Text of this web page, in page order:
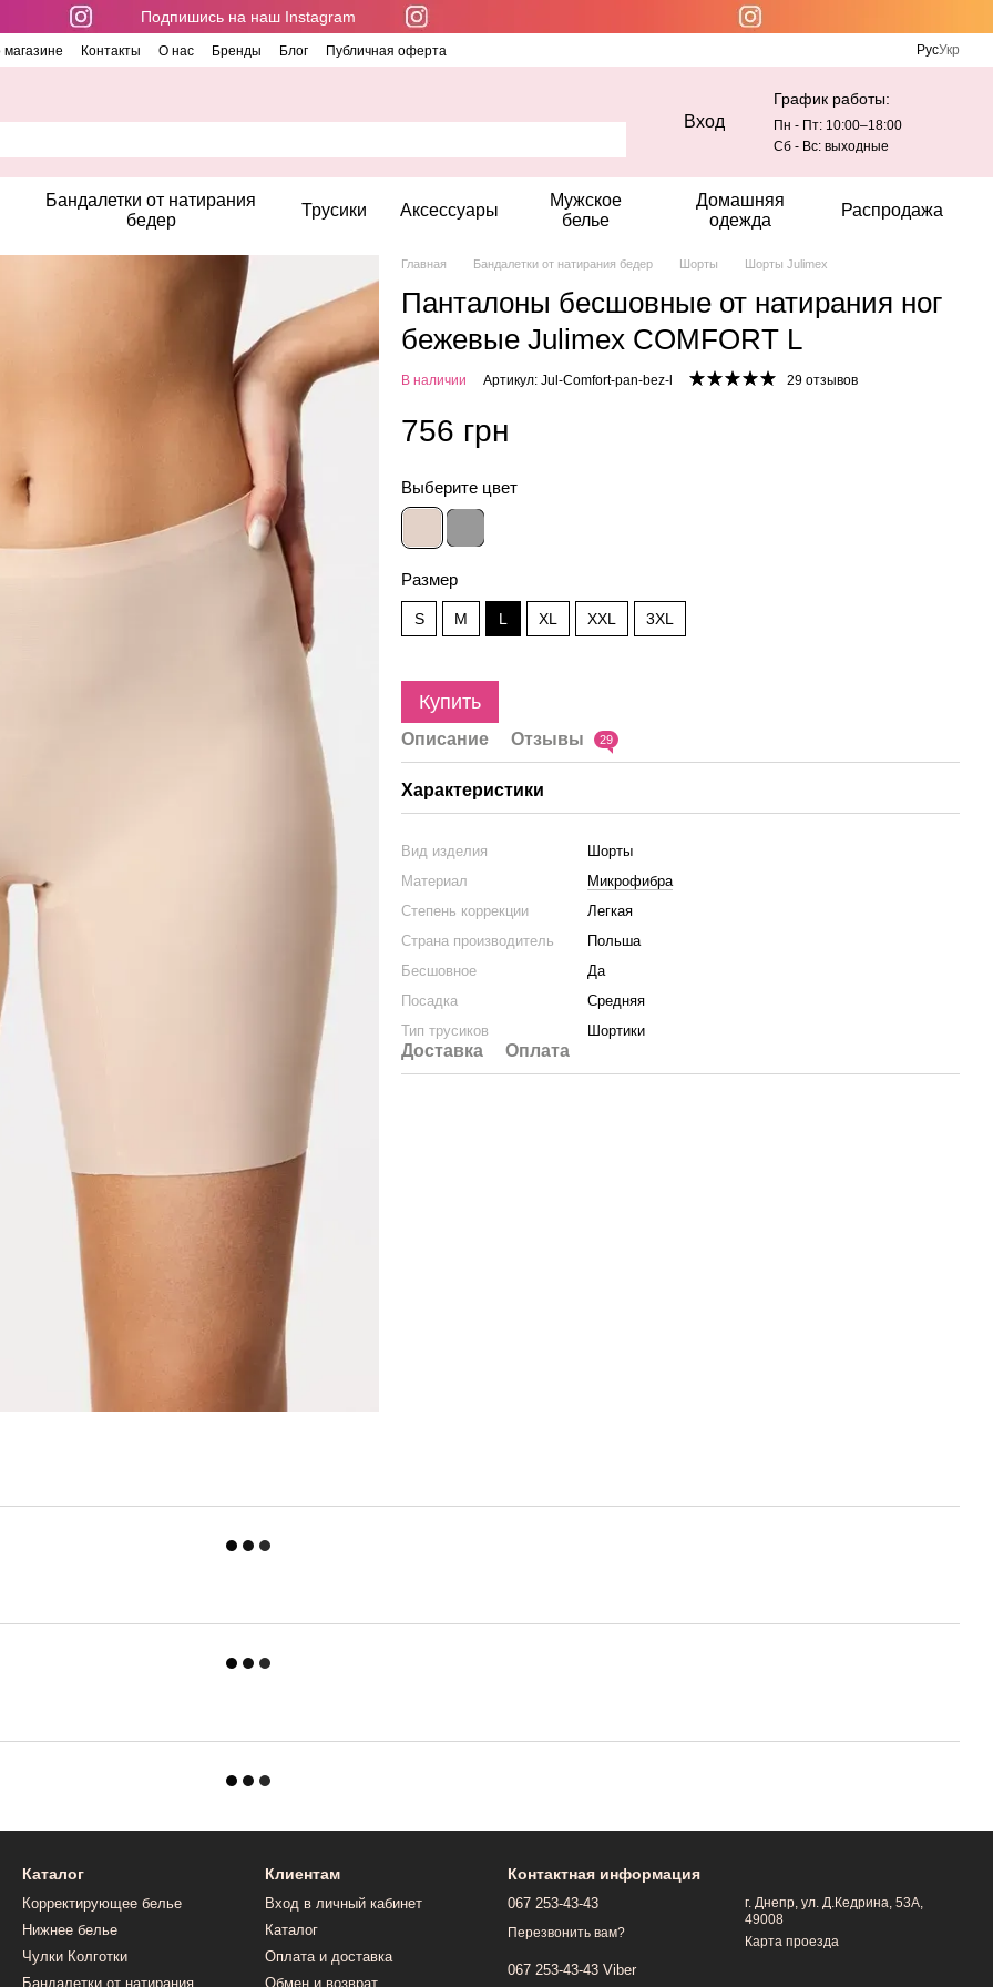
Подпишись на наш Instagram
Контакты О нас Бренды Блог Публичная оферта РусУкр
Вход
График работы:
Пн - Пт: 10:00–18:00
Сб - Вс: выходные
Бандалетки от натирания
бедер
Трусики Аксессуары
Мужское
белье
Домашняя
одежда
Распродажа
Главная Бандалетки от натирания бедер Шорты Шорты Julimex
Панталоны бесшовные от натирания ног
бежевые Julimex COMFORT L
В наличии Артикул: Jul-Comfort-pan-bez-l 29 отзывов
756 грн
Выберите цвет
Размер
S M L XL XXL 3XL
Купить
Описание Отзывы 29
Характеристики
Вид изделия
Шорты
Материал
Микрофибра
Степень коррекции
Легкая
Страна производитель
Польша
Бесшовное
Да
Посадка
Средняя
Тип трусиков
Шортики
Доставка Оплата
Каталог
Корректирующее белье
Нижнее белье
Чулки Колготки
Бандалетки от натирания
Клиентам
Вход в личный кабинет
Каталог
Оплата и доставка
Обмен и возврат
Контактная информация
067 253-43-43
Перезвонить вам?
067 253-43-43 Viber
г. Днепр, ул. Д.Кедрина, 53А,
49008
Карта проезда